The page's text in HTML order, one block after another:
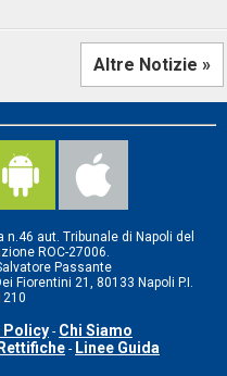
Altre Notizie »
aut. Tribunale di Napoli del
ROC-27006.
Passante
Fiorentini 21, 80133 Napoli P.I.
Policy - Chi Siamo
Rettifiche - Linee Guida